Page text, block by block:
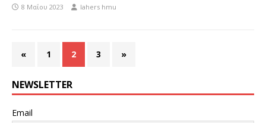
8 Μαΐου 2023 lahers hmu
« 1 2 3 »
NEWSLETTER
Email